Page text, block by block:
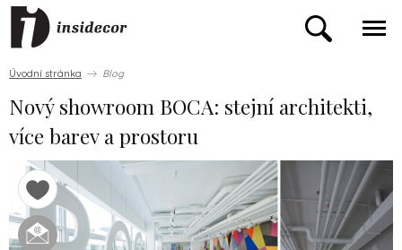
Úvodní stránka Blog
Nový showroom BOCA: stejní architekti,
více barev a prostoru